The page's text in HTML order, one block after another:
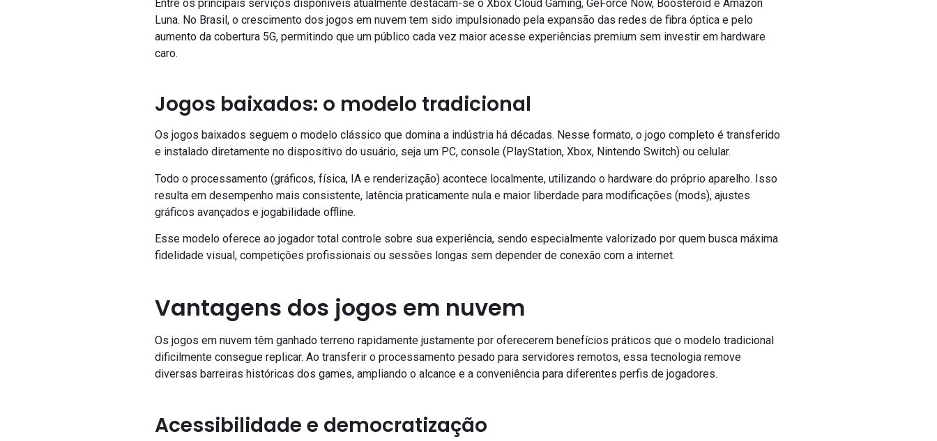
Entre os principais serviços disponíveis atualmente destacam-se o Xbox Cloud Gaming, GeForce Now, Boosteroid e Amazon
Luna. No Brasil, o crescimento dos jogos em nuvem tem sido impulsionado pela expansão das redes de fibra óptica e pelo
aumento da cobertura 5G, permitindo que um público cada vez maior acesse experiências premium sem investir em hardware
caro.
Jogos baixados: o modelo tradicional
Os jogos baixados seguem o modelo clássico que domina a indústria há décadas. Nesse formato, o jogo completo é transferido
e instalado diretamente no dispositivo do usuário, seja um PC, console (PlayStation, Xbox, Nintendo Switch) ou celular.
Todo o processamento (gráficos, física, IA e renderização) acontece localmente, utilizando o hardware do próprio aparelho. Isso
resulta em desempenho mais consistente, latência praticamente nula e maior liberdade para modificações (mods), ajustes
gráficos avançados e jogabilidade offline.
Esse modelo oferece ao jogador total controle sobre sua experiência, sendo especialmente valorizado por quem busca máxima
fidelidade visual, competições profissionais ou sessões longas sem depender de conexão com a internet.
Vantagens dos jogos em nuvem
Os jogos em nuvem têm ganhado terreno rapidamente justamente por oferecerem benefícios práticos que o modelo tradicional
dificilmente consegue replicar. Ao transferir o processamento pesado para servidores remotos, essa tecnologia remove
diversas barreiras históricas dos games, ampliando o alcance e a conveniência para diferentes perfis de jogadores.
Acessibilidade e democratização